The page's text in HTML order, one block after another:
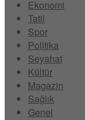
Ekonomi
Tatil
Spor
Politika
Seyahat
Kültür
Magazin
Sağlık
Genel